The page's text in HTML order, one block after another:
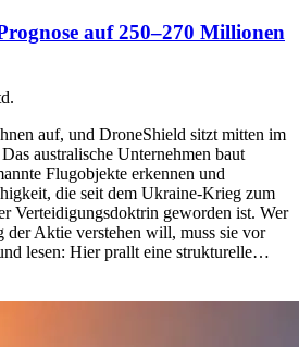
auf 250–270 Millionen
auf, und DroneShield sitzt mitten im
australische Unternehmen baut
Flugobjekte erkennen und
die seit dem Ukraine-Krieg zum
Verteidigungsdoktrin geworden ist. Wer
der Aktie verstehen will, muss sie vor
lesen: Hier prallt eine strukturelle…